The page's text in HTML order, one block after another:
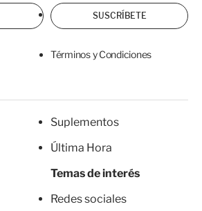
SUSCRÍBETE
Términos y Condiciones
Suplementos
Última Hora
Temas de interés
Redes sociales